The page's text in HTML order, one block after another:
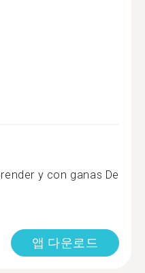
y con ganas De
앱 다운로드